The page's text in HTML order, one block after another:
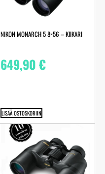
NIKON MONARCH 5 8×56 – KIIKARI
649,90€
LISÄÄ OSTOSKORIIN